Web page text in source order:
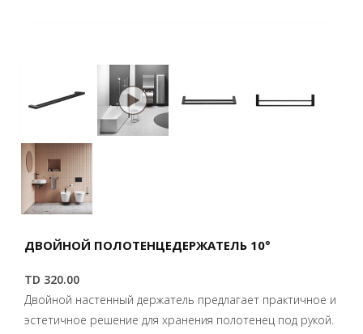
ДВОЙНОЙ ПОЛОТЕНЦЕДЕРЖАТЕЛЬ 10°
TD 320.00
Двойной настенный держатель предлагает практичное и
эстетичное решение для хранения полотенец под рукой.